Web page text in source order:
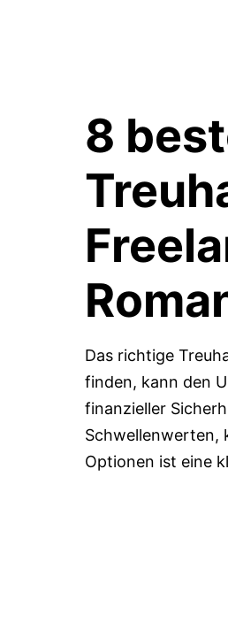
8
Das richtige
finden, kann den
finanzieller
Schwellenwerten,
Optionen ist eine